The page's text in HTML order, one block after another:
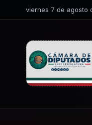
viernes 7 de agosto